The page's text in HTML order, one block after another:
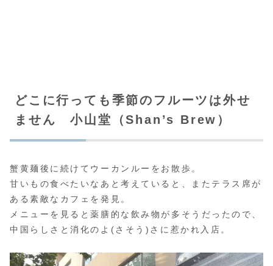
どこに行っても季節のフルーツは外せ
ません 小山堂（Shan’s Brew）
蟹黄麺後に続けてウーカンルーをお散歩。
甘いもの食べたいなあと考えていると、またテラス席が
ある素敵なカフェを発見。
メニューを見ると薬膳的な飲み物が多そうだったので、
中国らしさと消化のよ(さそう)さに惹かれ入店。